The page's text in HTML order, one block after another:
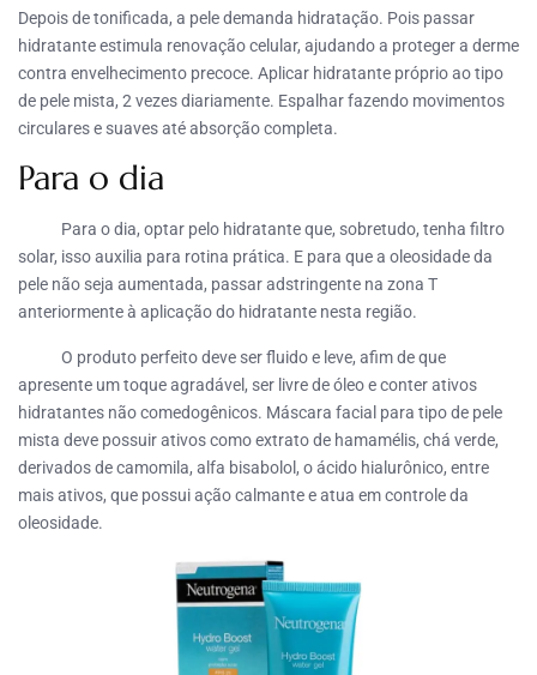
Depois de tonificada, a pele demanda hidratação. Pois passar
hidratante estimula renovação celular, ajudando a proteger a derme
contra envelhecimento precoce. Aplicar hidratante próprio ao tipo
de pele mista, 2 vezes diariamente. Espalhar fazendo movimentos
circulares e suaves até absorção completa.
Para o dia
Para o dia, optar pelo hidratante que, sobretudo, tenha filtro
solar, isso auxilia para rotina prática. E para que a oleosidade da
pele não seja aumentada, passar adstringente na zona T
anteriormente à aplicação do hidratante nesta região.
O produto perfeito deve ser fluido e leve, afim de que
apresente um toque agradável, ser livre de óleo e conter ativos
hidratantes não comedogênicos. Máscara facial para tipo de pele
mista deve possuir ativos como extrato de hamamélis, chá verde,
derivados de camomila, alfa bisabolol, o ácido hialurônico, entre
mais ativos, que possui ação calmante e atua em controle da
oleosidade.